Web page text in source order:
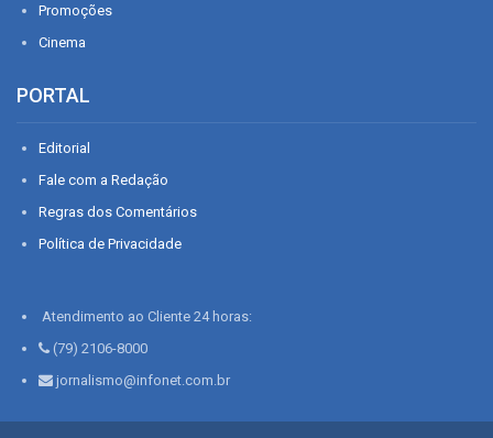
Promoções
Cinema
PORTAL
Editorial
Fale com a Redação
Regras dos Comentários
Política de Privacidade
Atendimento ao Cliente 24 horas:
(79) 2106-8000
jornalismo@infonet.com.br